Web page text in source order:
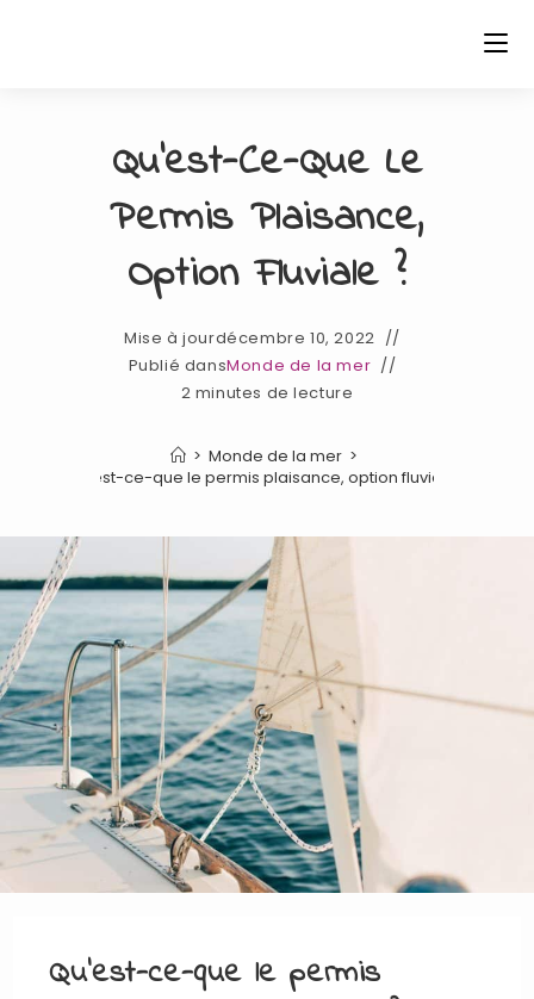
Qu’est-Ce-Que Le
Permis Plaisance,
Option Fluviale ?
Mise à jourdécembre 10, 2022
Publié dansMonde de la mer
2 minutes de lecture
> Monde de la mer >
Qu’est-ce-que le permis plaisance, option fluviale ?
Qu’est-ce-que le permis